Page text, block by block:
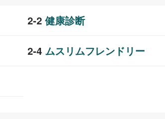
健康診断
ムスリムフレンドリー